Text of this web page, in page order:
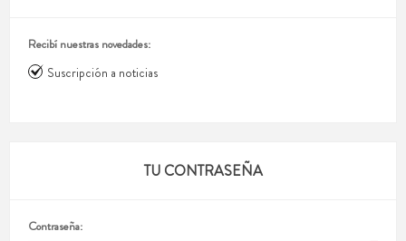
Recibí nuestras novedades:
Suscripción a noticias
TU CONTRASEÑA
Contraseña: